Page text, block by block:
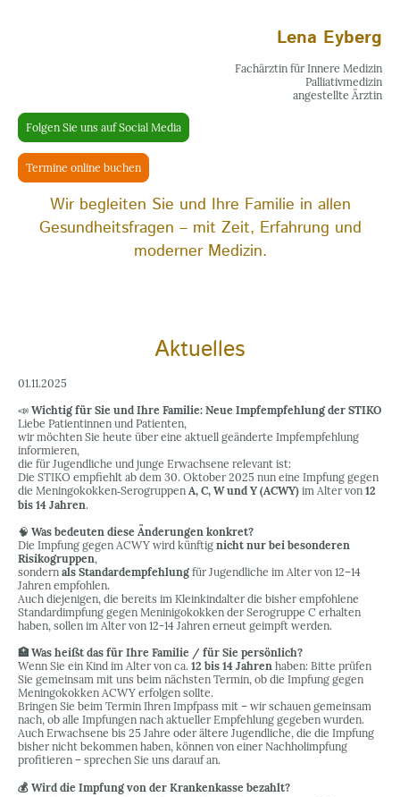
Lena Eyberg
Fachärztin für Innere Medizin
Palliativmedizin
angestellte Ärztin
Folgen Sie uns auf Social Media
Termine online buchen
Wir begleiten Sie und Ihre Familie in allen
Gesundheitsfragen – mit Zeit, Erfahrung und
moderner Medizin.
Aktuelles
01.11.2025
📣 Wichtig für Sie und Ihre Familie: Neue Impfe­mpfehlung der STIKO
Liebe Patientinnen und Patienten,
wir möchten Sie heute über eine aktuell geänderte Impfe­mpfehlung
informieren,
die für Jugendliche und junge Erwachsene relevant ist:
Die STIKO empfiehlt ab dem 30. Oktober 2025 nun eine Impfung gegen
die Meningokokken‐Serogruppen A, C, W und Y (ACWY) im Alter von 12
bis 14 Jahren.
🧠 Was bedeuten diese Änderungen konkret?
Die Impfung gegen ACWY wird künftig nicht nur bei besonderen
Risikogruppen,
sondern als Standardempfehlung für Jugendliche im Alter von 12–14
Jahren empfohlen.
Auch diejenigen, die bereits im Kleinkindalter die bisher empfohlene
Standardimpfung gegen Meninigokokken der Serogruppe C erhalten
haben, sollen im Alter von 12-14 Jahren erneut geimpft werden.
🏥 Was heißt das für Ihre Familie / für Sie persönlich?
Wenn Sie ein Kind im Alter von ca. 12 bis 14 Jahren haben: Bitte prüfen
Sie gemeinsam mit uns beim nächsten Termin, ob die Impfung gegen
Meningokokken ACWY erfolgen sollte.
Bringen Sie beim Termin Ihren Impf­pass mit – wir schauen gemeinsam
nach, ob alle Impfungen nach aktueller Empfehlung gegeben wurden.
Auch Erwachsene bis 25 Jahre oder ältere Jugendliche, die die Impfung
bisher nicht bekommen haben, können von einer Nachhol­impfung
profitieren – sprechen Sie uns darauf an.
💰 Wird die Impfung von der Krankenkasse bezahlt?